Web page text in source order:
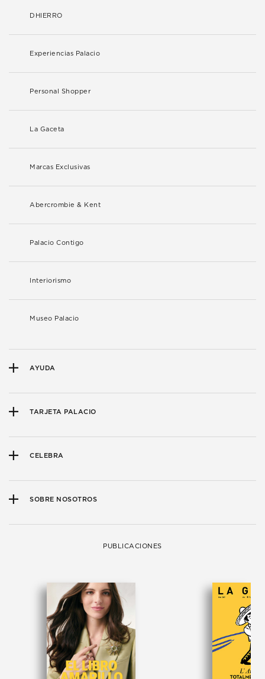
DHIERRO
Experiencias Palacio
Personal Shopper
La Gaceta
Marcas Exclusivas
Abercrombie & Kent
Palacio Contigo
Interiorismo
Museo Palacio
AYUDA
TARJETA PALACIO
CELEBRA
SOBRE NOSOTROS
PUBLICACIONES